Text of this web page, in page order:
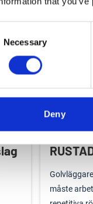
Necessary
Deny
mer
måste